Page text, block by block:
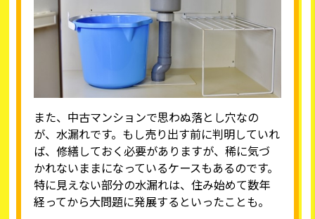
また、中古マンションで思わぬ落とし穴なの
が、水漏れです。もし売り出す前に判明していれ
ば、修繕しておく必要がありますが、稀に気づ
かれないままになっているケースもあるのです。
特に見えない部分の水漏れは、住み始めて数年
経ってから大問題に発展するといったことも。